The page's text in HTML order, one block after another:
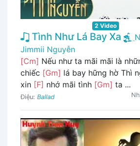
2 Video
Tình Như Lá Bay Xa
Jimmii Nguyễn
[Cm] Nếu như ta mãi mãi là
chiếc [Gm] lá bay hững hờ Thì
xin [F] nhớ mãi tình [Gm] ta ...
Điệu: Ballad